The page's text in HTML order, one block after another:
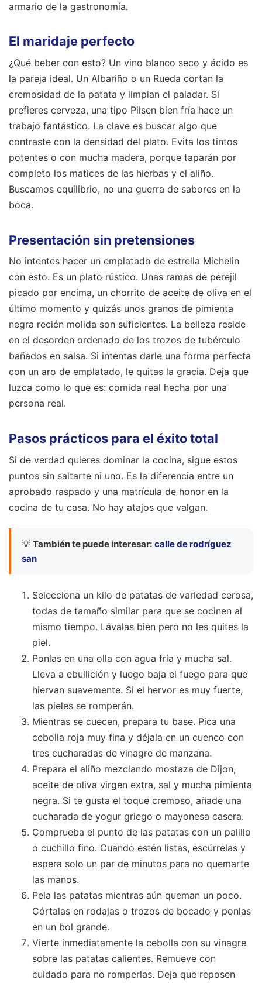
armario de la gastronomía.
El maridaje perfecto
¿Qué beber con esto? Un vino blanco seco y ácido es
la pareja ideal. Un Albariño o un Rueda cortan la
cremosidad de la patata y limpian el paladar. Si
prefieres cerveza, una tipo Pilsen bien fría hace un
trabajo fantástico. La clave es buscar algo que
contraste con la densidad del plato. Evita los tintos
potentes o con mucha madera, porque taparán por
completo los matices de las hierbas y el aliño.
Buscamos equilibrio, no una guerra de sabores en la
boca.
Presentación sin pretensiones
No intentes hacer un emplatado de estrella Michelin
con esto. Es un plato rústico. Unas ramas de perejil
picado por encima, un chorrito de aceite de oliva en el
último momento y quizás unos granos de pimienta
negra recién molida son suficientes. La belleza reside
en el desorden ordenado de los trozos de tubérculo
bañados en salsa. Si intentas darle una forma perfecta
con un aro de emplatado, le quitas la gracia. Deja que
luzca como lo que es: comida real hecha por una
persona real.
Pasos prácticos para el éxito total
Si de verdad quieres dominar la cocina, sigue estos
puntos sin saltarte ni uno. Es la diferencia entre un
aprobado raspado y una matrícula de honor en la
cocina de tu casa. No hay atajos que valgan.
💡 También te puede interesar: calle de rodríguez
san
Selecciona un kilo de patatas de variedad cerosa,
todas de tamaño similar para que se cocinen al
mismo tiempo. Lávalas bien pero no les quites la
piel.
Ponlas en una olla con agua fría y mucha sal.
Lleva a ebullición y luego baja el fuego para que
hiervan suavemente. Si el hervor es muy fuerte,
las pieles se romperán.
Mientras se cuecen, prepara tu base. Pica una
cebolla roja muy fina y déjala en un cuenco con
tres cucharadas de vinagre de manzana.
Prepara el aliño mezclando mostaza de Dijon,
aceite de oliva virgen extra, sal y mucha pimienta
negra. Si te gusta el toque cremoso, añade una
cucharada de yogur griego o mayonesa casera.
Comprueba el punto de las patatas con un palillo
o cuchillo fino. Cuando estén listas, escúrrelas y
espera solo un par de minutos para no quemarte
las manos.
Pela las patatas mientras aún queman un poco.
Córtalas en rodajas o trozos de bocado y ponlas
en un bol grande.
Vierte inmediatamente la cebolla con su vinagre
sobre las patatas calientes. Remueve con
cuidado para no romperlas. Deja que reposen